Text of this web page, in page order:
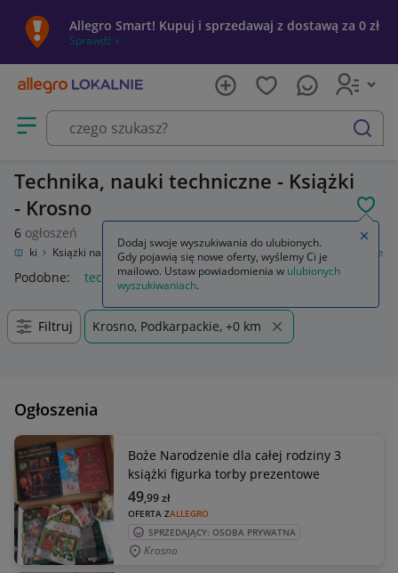
Allegro Smart! Kupuj i sprzedawaj z dostawą za 0 zł
Sprawdź »
Otwórz menu z kategoriami
szukaj
Technika, nauki techniczne - Książki
- Krosno
6 ogłoszeń
Książki Książki naukowe i popularnonaukowe Technika, nauki techniczne
Podobne: technika nauki techniczne
Filtruj Krosno, Podkarpackie, +0 km
Ogłoszenia
Boże Narodzenie dla całej rodziny 3
książki figurka torby prezentowe
OFERTA ZALLEGRO
49,99zł
SPRZEDAJĄCY: OSOBA PRYWATNA
Krosno
Dodaj swoje wyszukiwania do ulubionych.
Gdy pojawią się nowe oferty, wyślemy Ci je
mailowo. Ustaw powiadomienia w ulubionych
wyszukiwaniach.